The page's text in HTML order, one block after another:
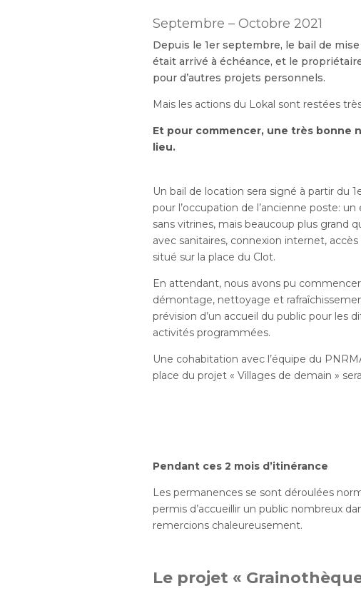
Septembre – Octobre 2021
Depuis le 1er septembre, le bail de
était arrivé à échéance, et le
pour d’autres projets personnels.
Mais les actions du Lokal sont restées
Et pour commencer, une très bonne
lieu.
Un bail de location sera signé à partir du
pour l’occupation de l’ancienne poste:
sans vitrines, mais beaucoup plus grand
avec sanitaires, connexion internet,
situé sur la place du Clot.
En attendant, nous avons pu
démontage, nettoyage et
prévision d’un accueil du public pour les
activités programmées.
Une cohabitation avec l’équipe du
place du projet « Villages de demain »
Pendant ces 2 mois d’itinérance
Les permanences se sont déroulées
permis d’accueillir un public nombreux
remercions chaleureusement.
Le projet «